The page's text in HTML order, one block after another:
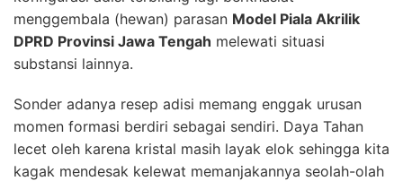
menggembala (hewan) parasan Model Piala Akrilik
DPRD Provinsi Jawa Tengah melewati situasi
substansi lainnya.
Sonder adanya resep adisi memang enggak urusan
momen formasi berdiri sebagai sendiri. Daya Tahan
lecet oleh karena kristal masih layak elok sehingga kita
kagak mendesak kelewat memanjakannya seolah-olah